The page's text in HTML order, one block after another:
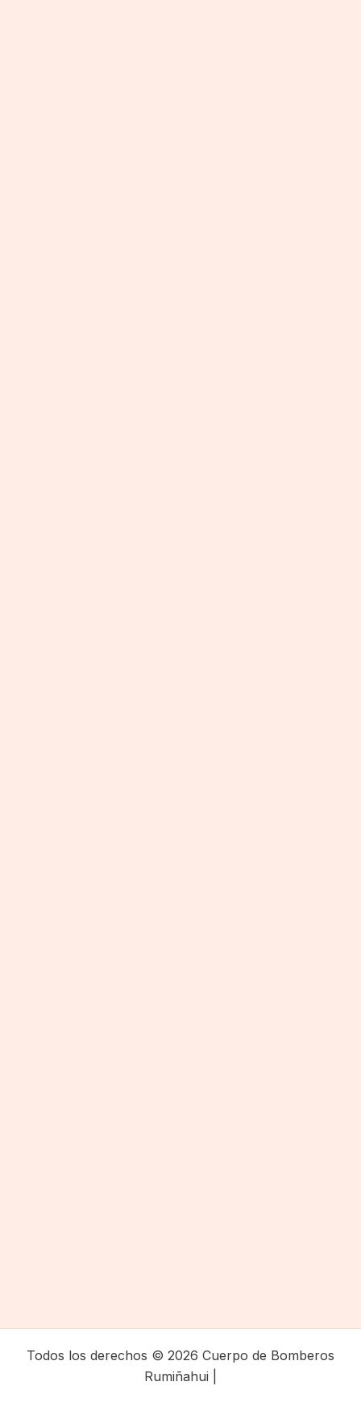
Todos los derechos © 2026 Cuerpo de Bomberos
Rumiñahui |